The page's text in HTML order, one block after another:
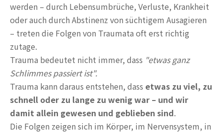
werden – durch Lebensumbrüche, Verluste, Krankheit
oder auch durch Abstinenz von süchtigem Ausagieren
– treten die Folgen von Traumata oft erst richtig
zutage.
Trauma bedeutet nicht immer, dass "etwas ganz
Schlimmes passiert ist".
Trauma kann daraus entstehen, dass etwas zu viel, zu
schnell oder zu lange zu wenig war – und wir
damit allein gewesen und geblieben sind.
Die Folgen zeigen sich im Körper, im Nervensystem, in